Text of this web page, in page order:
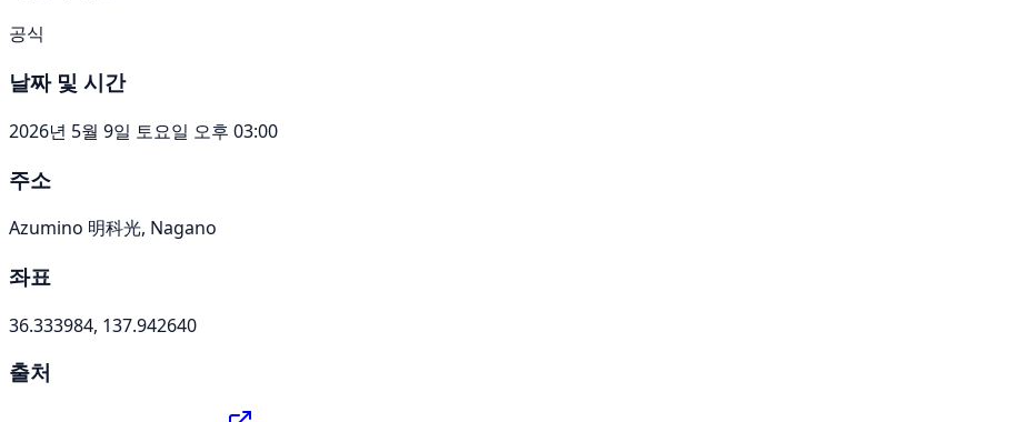
공식
날짜 및 시간
2026년 5월 9일 토요일 오후 03:00
주소
Azumino 明科光, Nagano
좌표
36.333984, 137.942640
출처